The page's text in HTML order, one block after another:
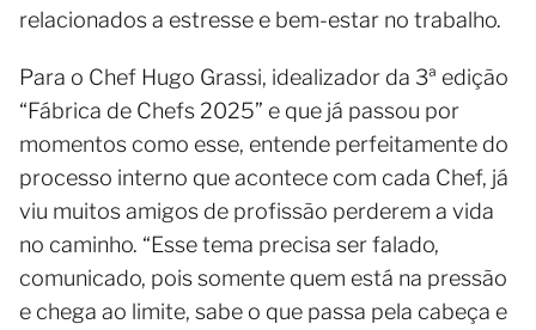
relacionados a estresse e bem-estar no trabalho.
Para o Chef Hugo Grassi, idealizador da 3ª edição
“Fábrica de Chefs 2025” e que já passou por
momentos como esse, entende perfeitamente do
processo interno que acontece com cada Chef, já
viu muitos amigos de profissão perderem a vida
no caminho. “Esse tema precisa ser falado,
comunicado, pois somente quem está na pressão
e chega ao limite, sabe o que passa pela cabeça e